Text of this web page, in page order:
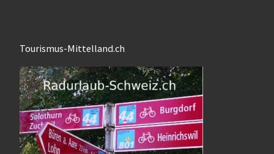
Tourismus-Mittelland.ch